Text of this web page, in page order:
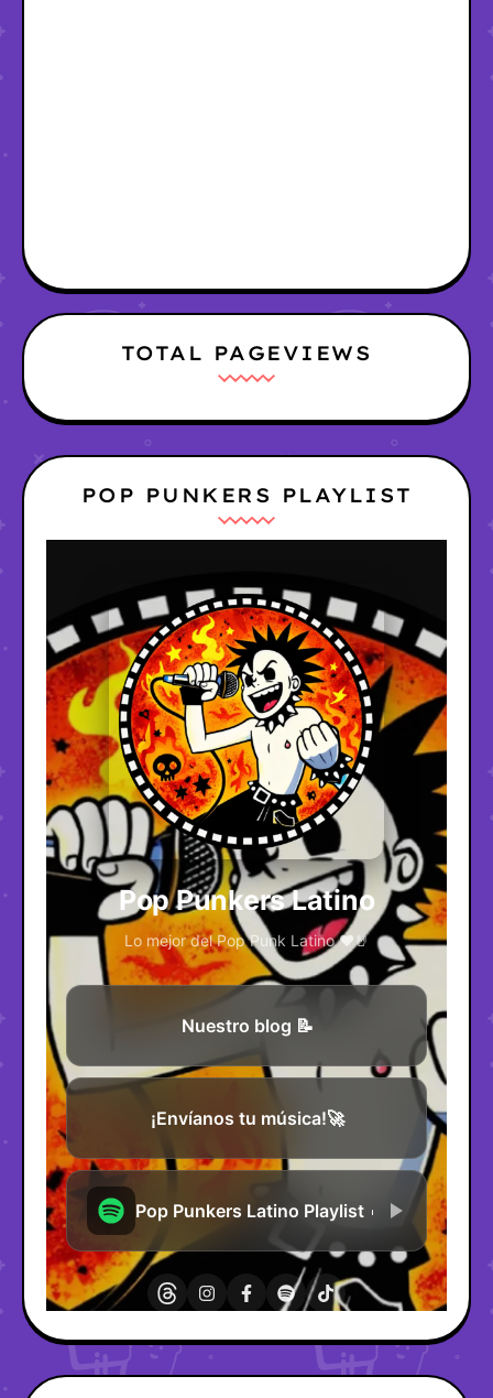
TOTAL PAGEVIEWS
POP PUNKERS PLAYLIST